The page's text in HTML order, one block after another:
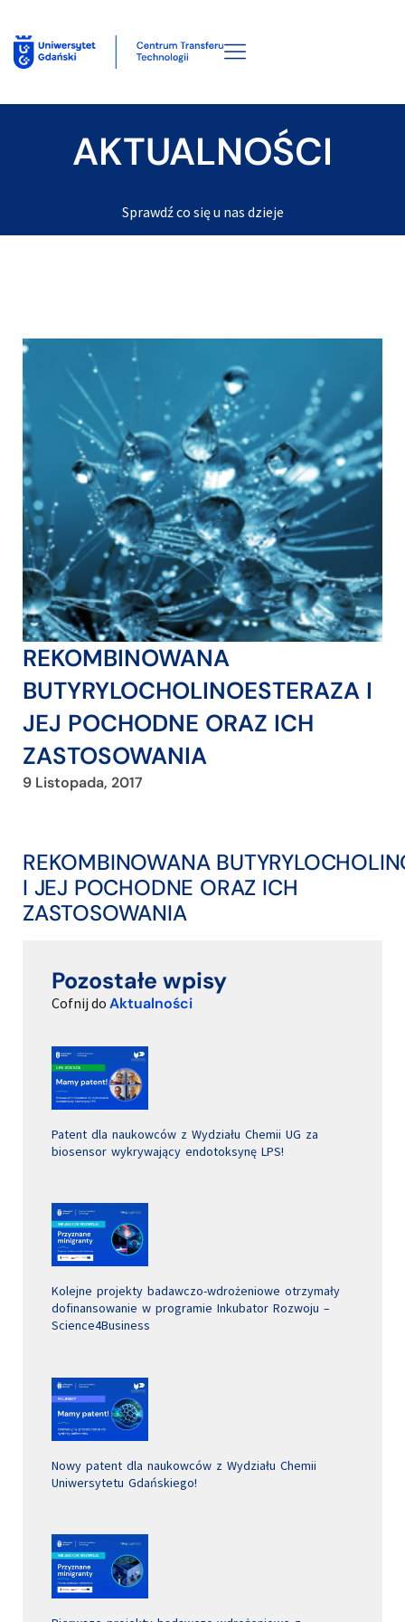
AKTUALNOŚCI
Sprawdź co się u nas dzieje
REKOMBINOWANA
BUTYRYLOCHOLINOESTERAZA I
JEJ POCHODNE ORAZ ICH
ZASTOSOWANIA
9 Listopada, 2017
REKOMBINOWANA
I JEJ POCHODNE ORAZ ICH
ZASTOSOWANIA
Pozostałe wpisy
Cofnij do Aktualności
Patent dla naukowców z Wydziału Chemii UG za
biosensor wykrywający endotoksynę LPS!
Kolejne projekty badawczo-wdrożeniowe otrzymały
dofinansowanie w programie Inkubator Rozwoju –
Science4Business
Nowy patent dla naukowców z Wydziału Chemii
Uniwersytetu Gdańskiego!